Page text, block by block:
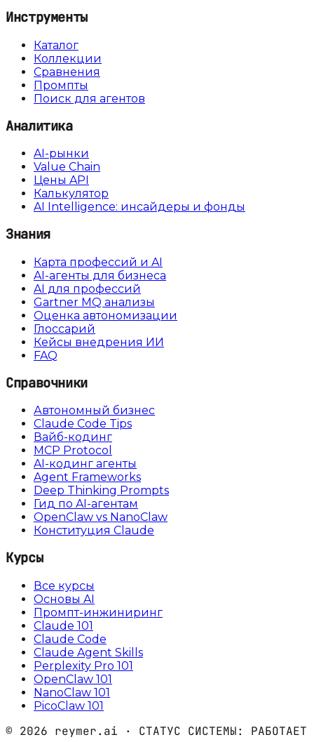
Инструменты
Каталог
Коллекции
Сравнения
Промпты
Поиск для агентов
Аналитика
AI-рынки
Value Chain
Цены API
Калькулятор
AI Intelligence: инсайдеры и фонды
Знания
Карта профессий и AI
AI-агенты для бизнеса
AI для профессий
Gartner MQ анализы
Оценка автономизации
Глоссарий
Кейсы внедрения ИИ
FAQ
Справочники
Автономный бизнес
Claude Code Tips
Вайб-кодинг
MCP Protocol
AI-кодинг агенты
Agent Frameworks
Deep Thinking Prompts
Гид по AI-агентам
OpenClaw vs NanoClaw
Конституция Claude
Курсы
Все курсы
Основы AI
Промпт-инжиниринг
Claude 101
Claude Code
Claude Agent Skills
Perplexity Pro 101
OpenClaw 101
NanoClaw 101
PicoClaw 101
© 2026 reymer.ai · СТАТУС СИСТЕМЫ: РАБОТАЕТ